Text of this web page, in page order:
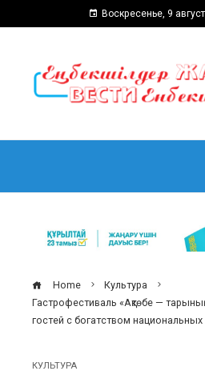
Воскресенье, 9
Home
Культура
Гастрофестиваль «Ақтөбе —
гостей с богатством национальных
КУЛЬТУРА